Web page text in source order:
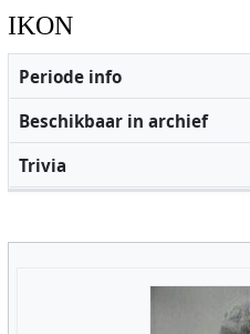
IKON
Periode info
Beschikbaar in archief
Trivia